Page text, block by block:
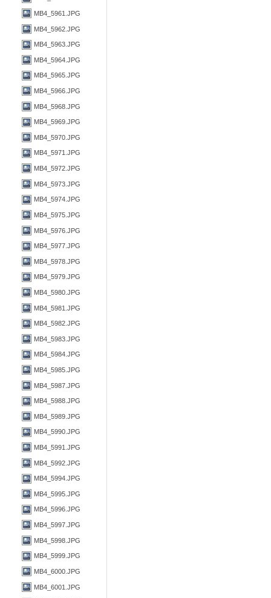
MB4_5961.JPG
MB4_5962.JPG
MB4_5963.JPG
MB4_5964.JPG
MB4_5965.JPG
MB4_5966.JPG
MB4_5968.JPG
MB4_5969.JPG
MB4_5970.JPG
MB4_5971.JPG
MB4_5972.JPG
MB4_5973.JPG
MB4_5974.JPG
MB4_5975.JPG
MB4_5976.JPG
MB4_5977.JPG
MB4_5978.JPG
MB4_5979.JPG
MB4_5980.JPG
MB4_5981.JPG
MB4_5982.JPG
MB4_5983.JPG
MB4_5984.JPG
MB4_5985.JPG
MB4_5987.JPG
MB4_5988.JPG
MB4_5989.JPG
MB4_5990.JPG
MB4_5991.JPG
MB4_5992.JPG
MB4_5994.JPG
MB4_5995.JPG
MB4_5996.JPG
MB4_5997.JPG
MB4_5998.JPG
MB4_5999.JPG
MB4_6000.JPG
MB4_6001.JPG